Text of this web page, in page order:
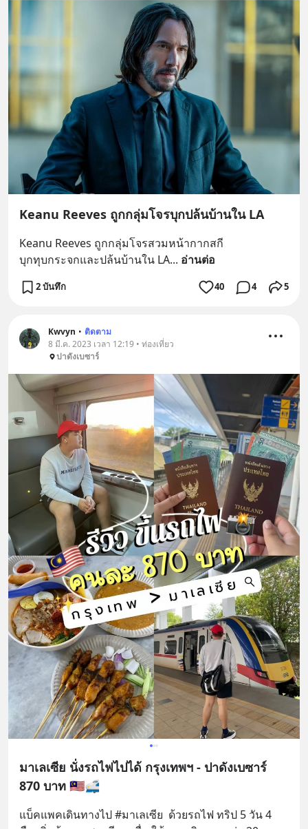
Keanu Reeves ถูกกลุ่มโจรบุกปล้นบ้านใน LA
Keanu Reeves ถูกกลุ่มโจรสวมหน้ากากสกี
บุกทุบกระจกและปล้นบ้านใน LA... อ่านต่อ
2 บันทึก 40 4 5
Kwvyn • ติดตาม
8 มี.ค. 2023 เวลา 12:19 • ท่องเที่ยว
ปาดังเบซาร์
มาเลเซีย นั่งรถไฟไปได้ กรุงเทพฯ - ปาดังเบซาร์
870 บาท 🇲🇾🚅
แบ็คแพคเดินทางไป #มาเลเซีย  ด้วยรถไฟ ทริป 5 วัน 4